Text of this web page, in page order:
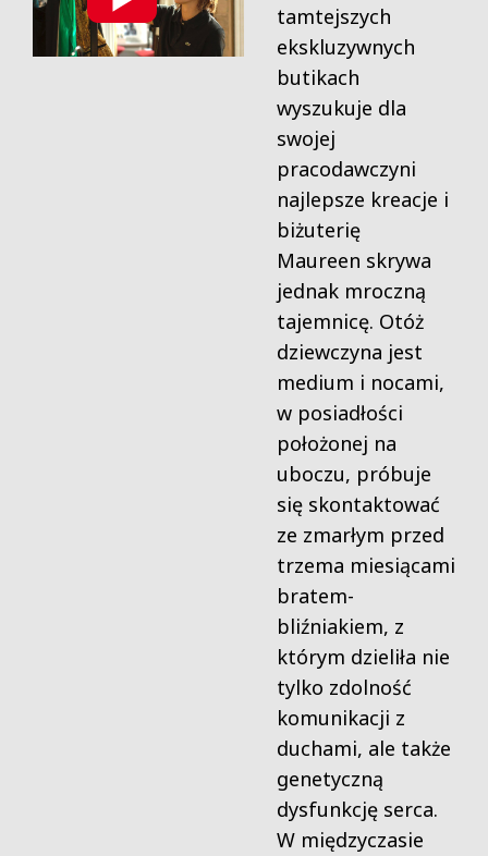
tamtejszych
ekskluzywnych
butikach
wyszukuje dla
swojej
pracodawczyni
najlepsze kreacje i
biżuterię
Maureen skrywa
jednak mroczną
tajemnicę. Otóż
dziewczyna jest
medium i nocami,
w posiadłości
położonej na
uboczu, próbuje
się skontaktować
ze zmarłym przed
trzema miesiącami
bratem-
bliźniakiem, z
którym dzieliła nie
tylko zdolność
komunikacji z
duchami, ale także
genetyczną
dysfunkcję serca.
W międzyczasie